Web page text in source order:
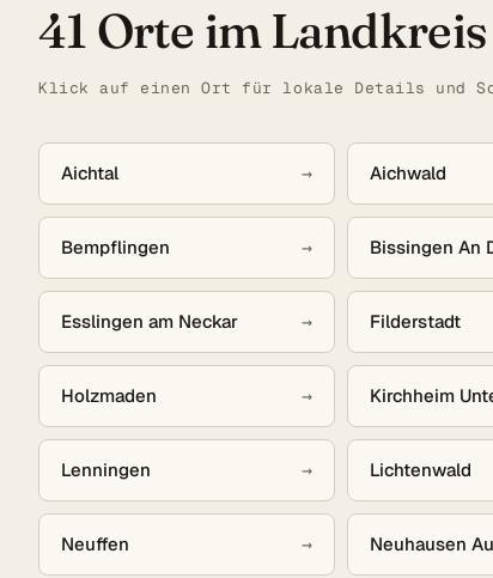
41 Orte im
Klick auf einen Ort für lokale Details und
Aichtal → Aichwald
Bempflingen → Bissingen An
Esslingen am Neckar → Filderstadt
Holzmaden → Kirchheim
Lenningen → Lichtenwald
Neuffen → Neuhausen